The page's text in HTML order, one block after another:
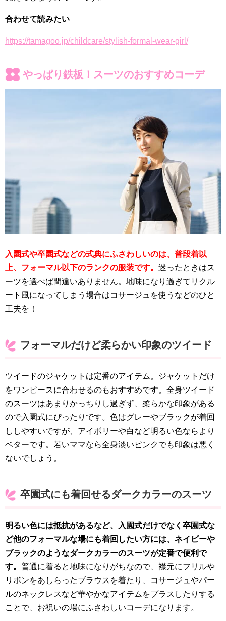
合わせて読みたい
https://tamagoo.jp/childcare/stylish-formal-wear-girl/
やっぱり鉄板！スーツのおすすめコーデ
入園式や卒園式などの式典にふさわしいのは、普段着以
上、フォーマル以下のランクの服装です。 迷ったときはス
ーツを選べば間違いありません。地味になり過ぎてリクル
ート風になってしまう場合はコサージュを使うなどのひと
工夫を！
フォーマルだけど柔らかい印象のツイード
ツイードのジャケットは定番のアイテム。ジャケットだけ
をワンピースに合わせるのもおすすめです。全身ツイード
のスーツはあまりかっちりし過ぎず、柔らかな印象がある
ので入園式にぴったりです。色はグレーやブラックが着回
ししやすいですが、アイボリーや白など明るい色ならより
ベターです。若いママなら全身淡いピンクでも印象は悪く
ないでしょう。
卒園式にも着回せるダークカラーのスーツ
明るい色には抵抗があるなど、入園式だけでなく卒園式な
ど他のフォーマルな場にも着回したい方には、ネイビーや
ブラックのようなダークカラーのスーツが定番で便利で
す。 普通に着ると地味になりがちなので、襟元にフリルや
リボンをあしらったブラウスを着たり、コサージュやパー
ルのネックレスなど華やかなアイテムをプラスしたりする
ことで、お祝いの場にふさわしいコーデになります。